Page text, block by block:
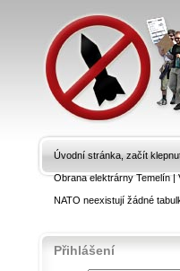
Úvodní stránka, začít
Obrana elektrárny Temelín|
NATO neexistují žádné
Přihlášení